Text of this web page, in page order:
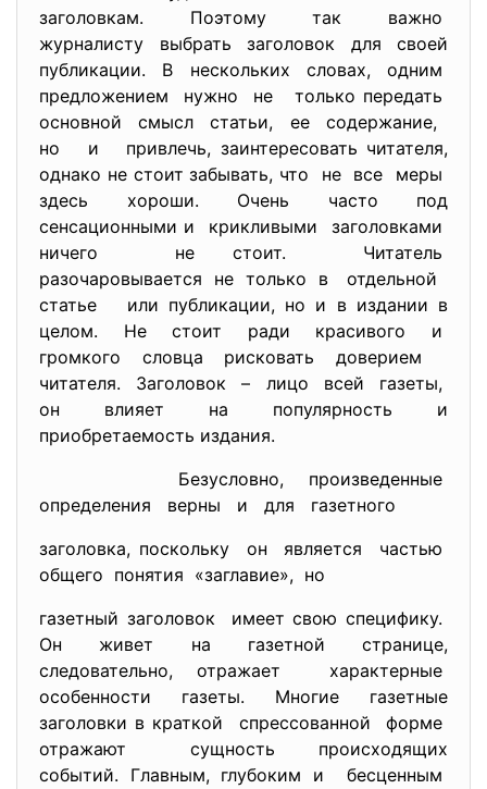
заголовкам. Поэтому так важно
журналисту выбрать заголовок для своей
публикации. В нескольких словах, одним
предложением нужно не только передать
основной смысл статьи, ее содержание,
но и привлечь, заинтересовать читателя,
однако не стоит забывать, что не все меры
здесь хороши. Очень часто под
сенсационными и крикливыми заголовками
ничего не стоит. Читатель
разочаровывается не только в отдельной
статье или публикации, но и в издании в
целом. Не стоит ради красивого и
громкого словца рисковать доверием
читателя. Заголовок – лицо всей газеты,
он влияет на популярность и
приобретаемость издания.
Безусловно, произведенные
определения верны и для газетного
заголовка, поскольку он является частью
общего понятия «заглавие», но
газетный заголовок имеет свою специфику.
Он живет на газетной странице,
следовательно, отражает характерные
особенности газеты. Многие газетные
заголовки в краткой спрессованной форме
отражают сущность происходящих
событий. Главным, глубоким и бесценным